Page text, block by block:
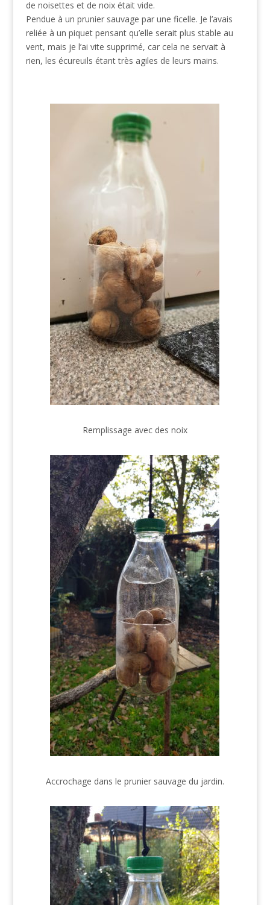
de noisettes et de noix était vide.
Pendue à un prunier sauvage par une ficelle. Je l’avais
reliée à un piquet pensant qu’elle serait plus stable au
vent, mais je l’ai vite supprimé, car cela ne servait à
rien, les écureuils étant très agiles de leurs mains.
Remplissage avec des noix
Accrochage dans le prunier sauvage du jardin.